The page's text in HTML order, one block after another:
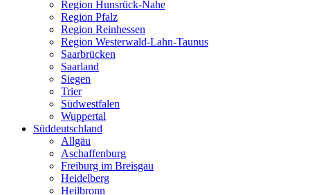
Region Hunsrück-Nahe
Region Pfalz
Region Reinhessen
Region Westerwald-Lahn-Taunus
Saarbrücken
Saarland
Siegen
Trier
Südwestfalen
Wuppertal
Süddeutschland
Allgäu
Aschaffenburg
Freiburg im Breisgau
Heidelberg
Heilbronn